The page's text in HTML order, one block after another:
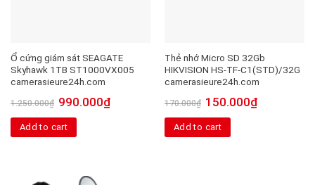
Ổ cứng giám sát SEAGATE
Skyhawk 1TB ST1000VX005
camerasieure24h.com
1.250.000₫ 990.000₫
Add to cart
Thẻ nhớ Micro SD 32Gb
HIKVISION HS-TF-C1(STD)/32G
camerasieure24h.com
170.000₫ 150.000₫
Add to cart